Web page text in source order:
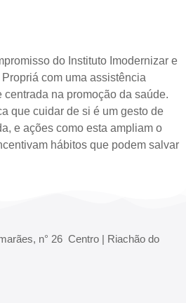
do Instituto Imodernizar e
com uma assistência
na promoção da saúde.
que cuidar de si é um gesto de
e ações como esta ampliam o
hábitos que podem salvar
n° 26 Centro | Riachão do